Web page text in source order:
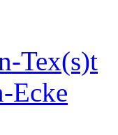
Tex(s)t
Ecke